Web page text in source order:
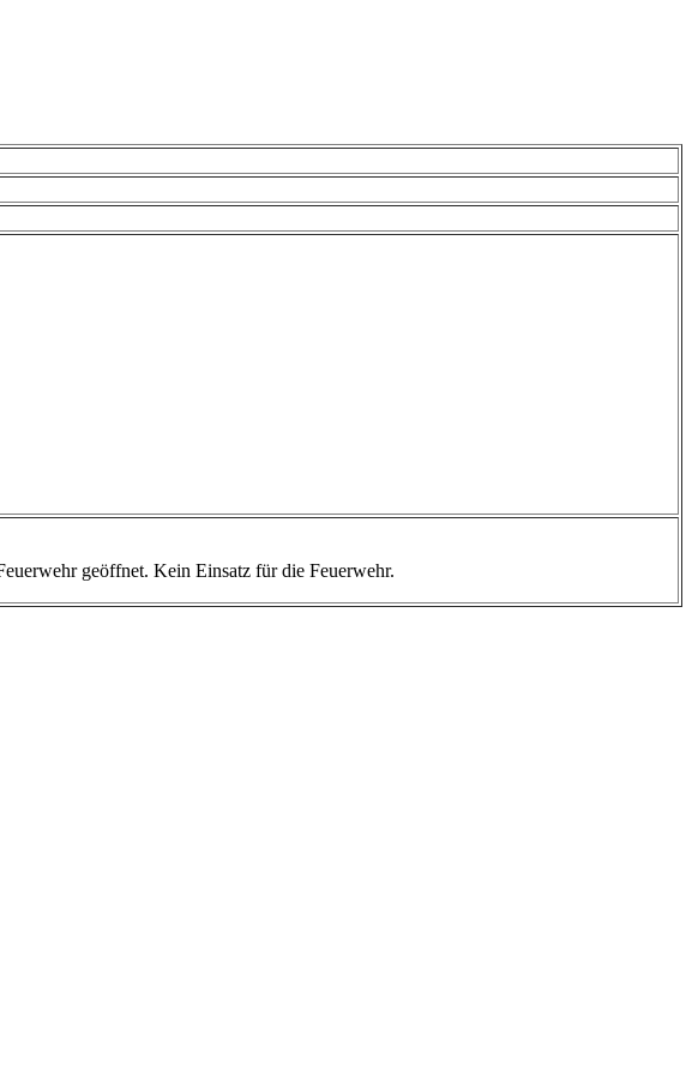
geöffnet. Kein Einsatz für die Feuerwehr.